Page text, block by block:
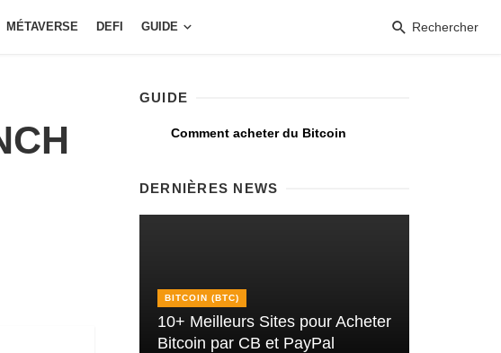
MÉTAVERSE DEFI GUIDE Rechercher
GUIDE
Comment acheter du Bitcoin
DERNIÈRES NEWS
BITCOIN (BTC)
10+ Meilleurs Sites pour Acheter
Bitcoin par CB et PayPal